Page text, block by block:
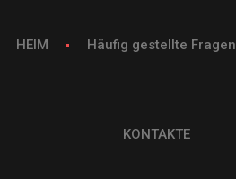
HEIM Häufig gestellte Fragen
KONTAKTE